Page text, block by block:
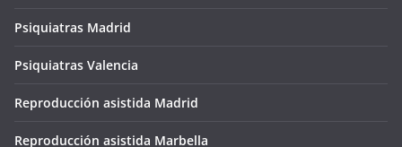
Psiquiatras Madrid
Psiquiatras Valencia
Reproducción asistida Madrid
Reproducción asistida Marbella